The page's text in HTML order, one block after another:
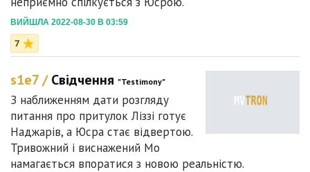
ВИЙШЛА 2022-08-30 В 03:59
7
s1e7 /Свідчення "Testimony"
З наближенням дати розгляду
питання про притулок Ліззі готує
Наджарів, а Юсра стає відвертою.
Тривожний і виснажений Мо
намагається впоратися з новою реальністю.